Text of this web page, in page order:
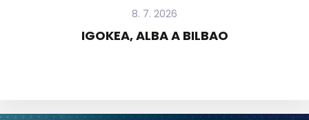
8. 7. 2026
IGOKEA, ALBA A BILBAO